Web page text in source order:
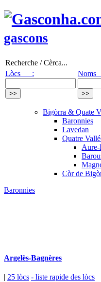
gascons
Recherche / Cèrca...
Lòcs :
Bigòrra & Quate
Baronnies
Lavedan
Quatre
Còr de
Baronnies
Argelès-Bagnères
| 25 lòcs - liste rapide des lòcs